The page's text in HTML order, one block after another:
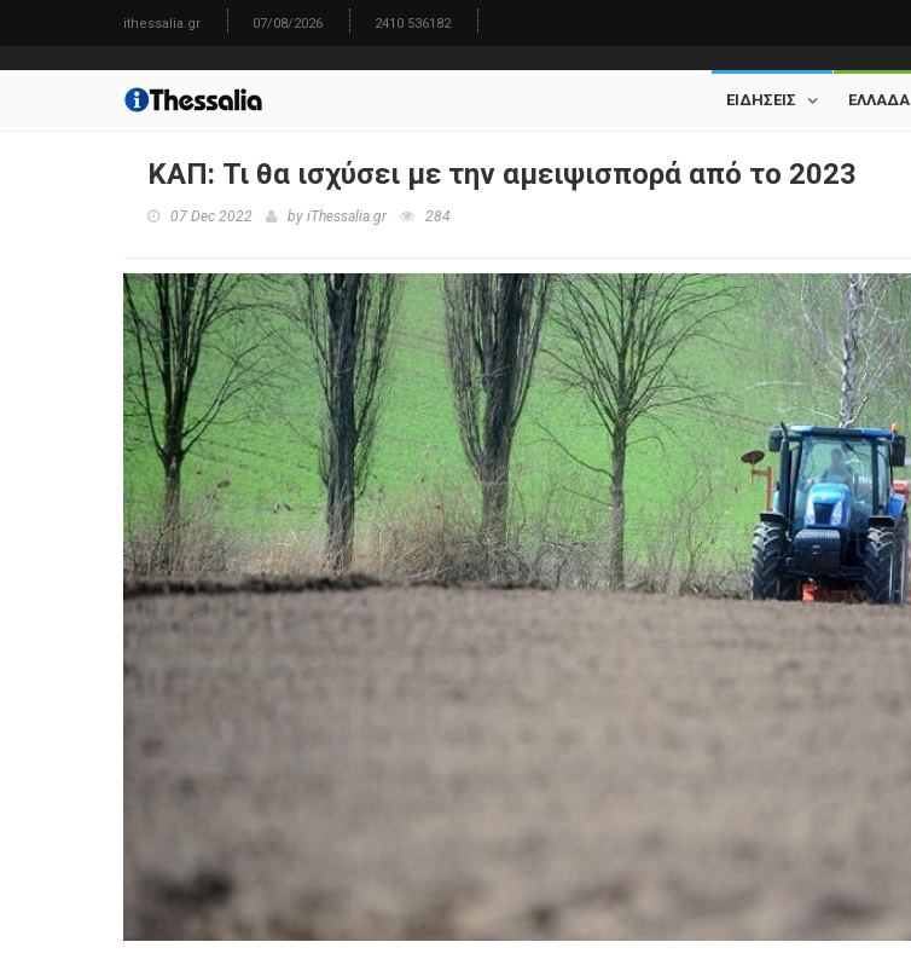
ithessalia.gr 07/08/2026 2410 536182
ΕΙΔΗΣΕΙΣ ΕΛΛΑΔΑ
ΚΑΠ: Τι θα ισχύσει με την αμειψισπορά από το 2023
07 Dec 2022 by iThessalia.gr 284